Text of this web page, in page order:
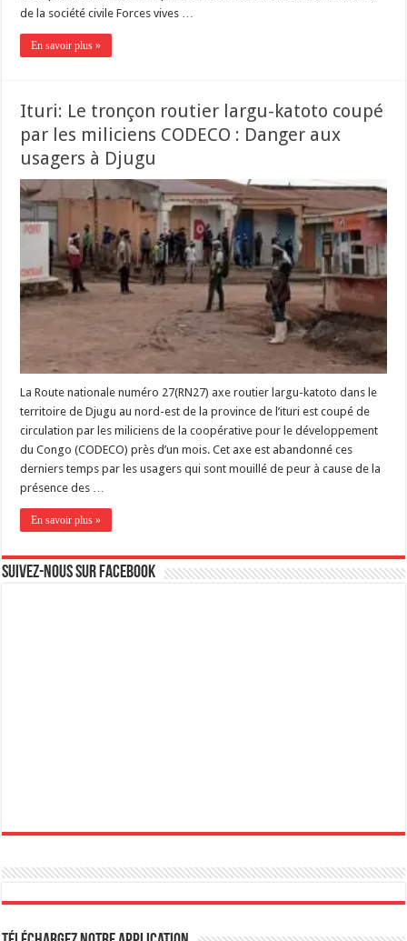
de la société civile Forces vives …
En savoir plus »
Ituri: Le tronçon routier largu-katoto coupé
par les miliciens CODECO : Danger aux
usagers à Djugu
La Route nationale numéro 27(RN27) axe routier largu-katoto dans le
territoire de Djugu au nord-est de la province de l’ituri est coupé de
circulation par les miliciens de la coopérative pour le développement
du Congo (CODECO) près d’un mois. Cet axe est abandonné ces
derniers temps par les usagers qui sont mouillé de peur à cause de la
présence des …
En savoir plus »
Suivez-nous sur Facebook